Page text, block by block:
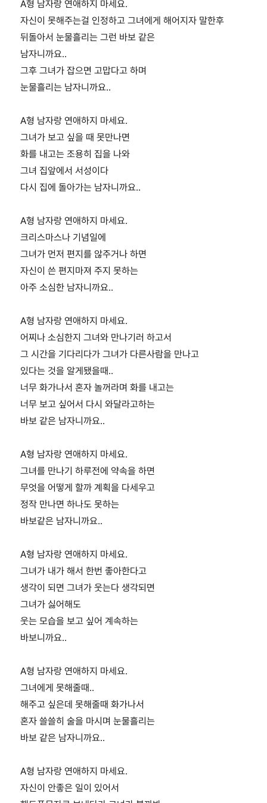
A형 남자랑 연애하지 마세요.
자신이 못해주는걸 인정하고 그녀에게 해어지자 말한후
뒤돌아서 눈물흘리는 그런 바보 같은
남자니까요..
그후 그녀가 잡으면 고맙다고 하며
눈물흘리는 남자니까요..
A형 남자랑 연애하지 마세요.
그녀가 보고 싶을 때 못만나면
화를 내고는 조용히 집을 나와
그녀 집앞에서 서성이다
다시 집에 돌아가는 남자니까요..
A형 남자랑 연애하지 마세요.
크리스마스나 기념일에
그녀가 먼저 편지를 않주거나 하면
자신이 쓴 편지마져 주지 못하는
아주 소심한 남자니까요..
A형 남자랑 연애하지 마세요.
어찌나 소심한지 그녀와 만나기러 하고서
그 시간을 기다리다가 그녀가 다른사람을 만나고
있다는 것을 알게됐을때..
너무 화가나서 혼자 놀꺼라며 화를 내고는
너무 보고 싶어서 다시 와달라고하는
바보 같은 남자니까요..
A형 남자랑 연애하지 마세요.
그녀를 만나기 하루전에 약속을 하면
무엇을 어떻게 할까 계획을 다세우고
정작 만나면 하나도 못하는
바보같은 남자니까요..
A형 남자랑 연애하지 마세요.
그녀가 내가 해서 한번 좋아한다고
생각이 되면 그녀가 웃는다 생각되면
그녀가 싫어해도
웃는 모습을 보고 싶어 계속하는
바보니까요..
A형 남자랑 연애하지 마세요.
그녀에게 못해줄때..
해주고 싶은데 못해줄때 화가나서
혼자 쓸쓸히 술을 마시며 눈물흘리는
바보 같은 남자니까요..
A형 남자랑 연애하지 마세요.
자신이 안좋은 일이 있어서